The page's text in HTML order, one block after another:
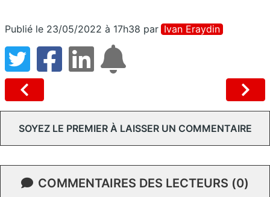
Publié le 23/05/2022 à 17h38 par Ivan Eraydin
SOYEZ LE PREMIER À LAISSER UN COMMENTAIRE
COMMENTAIRES DES LECTEURS (0)